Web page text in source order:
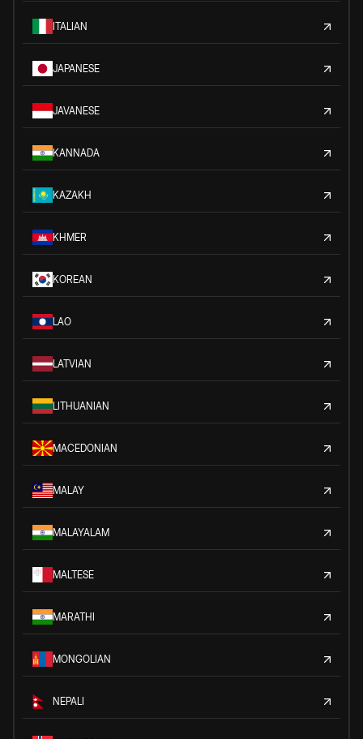
ITALIAN
JAPANESE
JAVANESE
KANNADA
KAZAKH
KHMER
KOREAN
LAO
LATVIAN
LITHUANIAN
MACEDONIAN
MALAY
MALAYALAM
MALTESE
MARATHI
MONGOLIAN
NEPALI